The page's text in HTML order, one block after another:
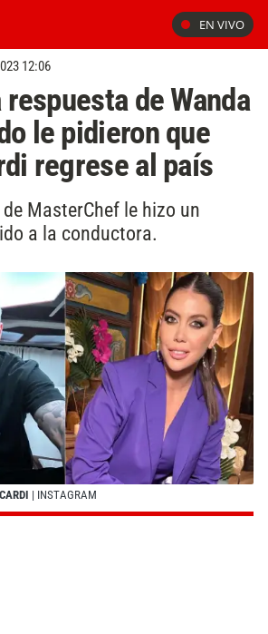
EN VIVO
12:06
de Wanda
le pidieron que
regrese al país
MasterChef le hizo un
a la conductora.
| INSTAGRAM